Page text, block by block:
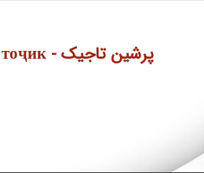
пиршин тоҷик - پرشین تاجیک